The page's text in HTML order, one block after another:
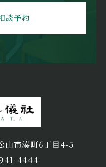
談予約
山市湊町6丁目4-5
4444